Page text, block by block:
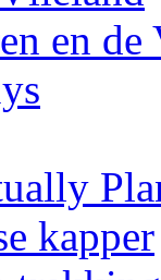
en de
kapper